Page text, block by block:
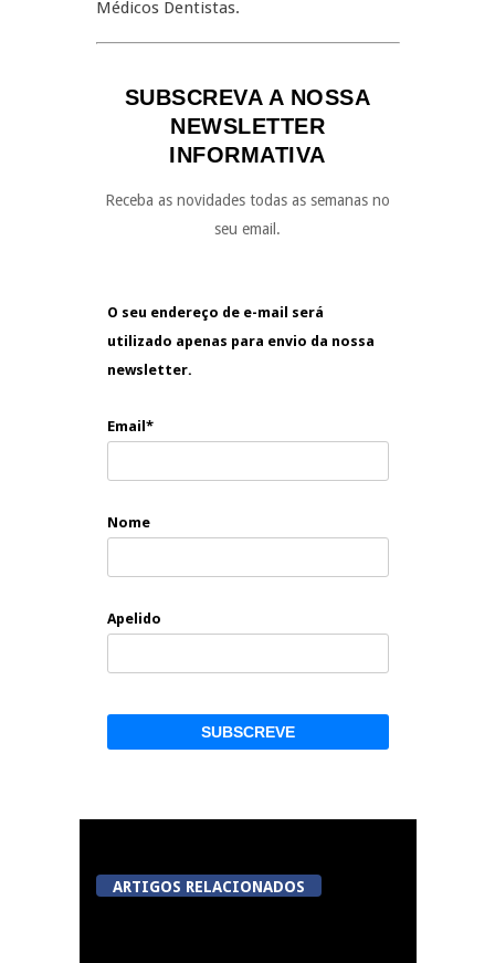
Médicos Dentistas.
SUBSCREVA A NOSSA
NEWSLETTER
INFORMATIVA
Receba as novidades todas as semanas no
seu email.
O seu endereço de e-mail será
utilizado apenas para envio da nossa
newsletter.
Email*
Nome
Apelido
ARTIGOS RELACIONADOS